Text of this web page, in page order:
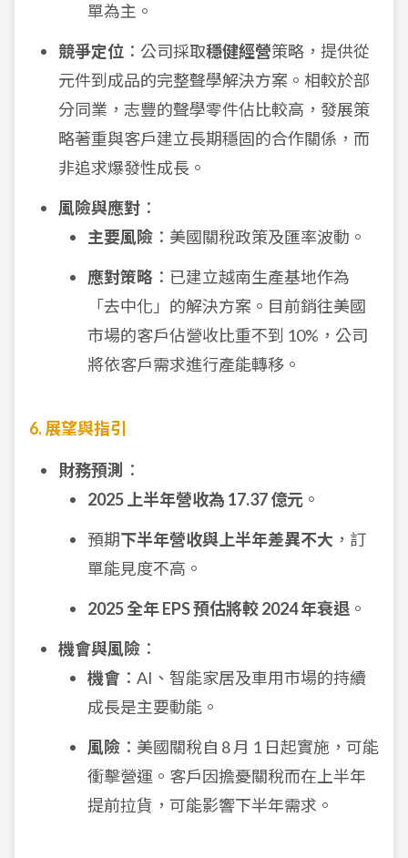
單為主。
競爭定位 ：公司採取穩健經營策略，提供從
元件到成品的完整聲學解決方案。相較於部
分同業，志豐的聲學零件佔比較高，發展策
略著重與客戶建立長期穩固的合作關係，而
非追求爆發性成長。
風險與應對 ：
主要風險 ：美國關稅政策及匯率波動。
應對策略 ：已建立越南生產基地作為
「去中化」的解決方案。目前銷往美國
市場的客戶佔營收比重不到 10%，公司
將依客戶需求進行產能轉移。
6. 展望與指引
財務預測 ：
2025 上半年營收為 17.37 億元 。
預期下半年營收與上半年差異不大 ，訂
單能見度不高。
2025 全年 EPS 預估將較 2024 年衰退 。
機會與風險 ：
機會 ：AI、智能家居及車用市場的持續
成長是主要動能。
風險 ：美國關稅自 8 月 1 日起實施，可能
衝擊營運。客戶因擔憂關稅而在上半年
提前拉貨，可能影響下半年需求。